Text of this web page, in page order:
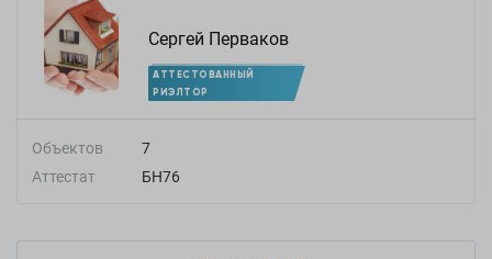
Сергей Перваков
АТТЕСТОВАННЫЙ
РИЭЛТОР
Объектов
7
Аттестат
БН76